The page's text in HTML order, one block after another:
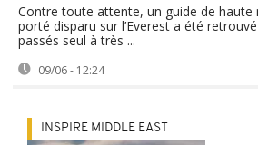
Contre toute attente, un guide de haute
porté disparu sur l’Everest a été
passés seul à très ...
09/06 - 12:24
INSPIRE MIDDLE EAST